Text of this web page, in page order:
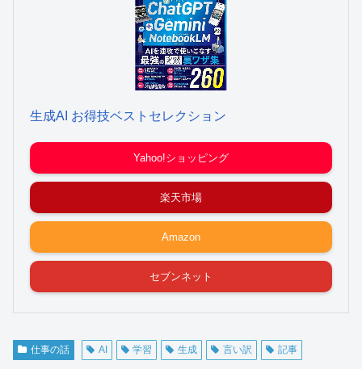
生成AI お得技ベストセレクション
Yahoo!ショッピング
楽天市場
Amazon
セブンネット
仕事の話 AI 学習 生成 言い訳 記事